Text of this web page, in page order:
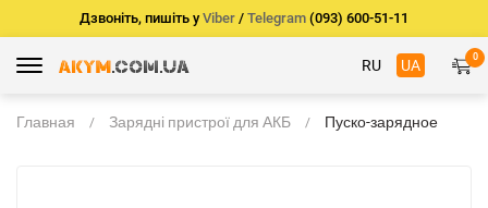
Дзвоніть, пишіть у Viber / Telegram (093) 600-51-11
RU UA 0
Главная Зарядні пристрої для АКБ
Пуско-зарядное